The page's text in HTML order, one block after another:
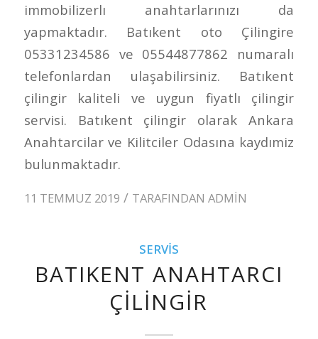
immobilizerlı anahtarlarınızı da
yapmaktadır. Batıkent oto Çilingire
05331234586 ve 05544877862 numaralı
telefonlardan ulaşabilirsiniz. Batıkent
çilingir kaliteli ve uygun fiyatlı çilingir
servisi. Batıkent çilingir olarak Ankara
Anahtarcilar ve Kilitciler Odasına kaydımiz
bulunmaktadır.
11 TEMMUZ 2019 / TARAFINDAN ADMIN
SERVIS
BATIKENT ANAHTARCI
ÇILINGIR